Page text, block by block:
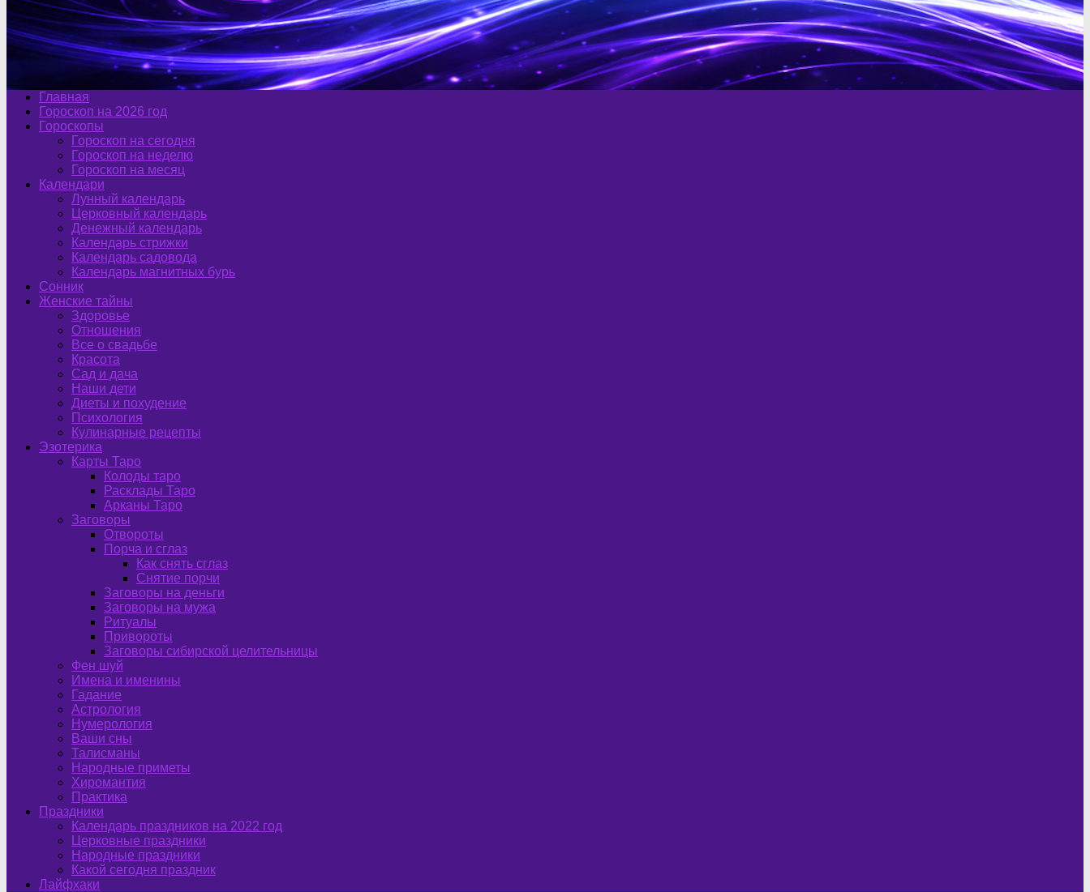
Главная
Гороскоп на 2026 год
Гороскопы
Гороскоп на сегодня
Гороскоп на неделю
Гороскоп на месяц
Календари
Лунный календарь
Церковный календарь
Денежный календарь
Календарь стрижки
Календарь садовода
Календарь магнитных бурь
Сонник
Женские тайны
Здоровье
Отношения
Все о свадьбе
Красота
Сад и дача
Наши дети
Диеты и похудение
Психология
Кулинарные рецепты
Эзотерика
Карты Таро
Колоды таро
Расклады Таро
Арканы Таро
Заговоры
Отвороты
Порча и сглаз
Как снять сглаз
Снятие порчи
Заговоры на деньги
Заговоры на мужа
Ритуалы
Привороты
Заговоры сибирской целительницы
Фен шуй
Имена и именины
Гадание
Астрология
Нумерология
Ваши сны
Талисманы
Народные приметы
Хиромантия
Практика
Праздники
Календарь праздников на 2022 год
Церковные праздники
Народные праздники
Какой сегодня праздник
Лайфхаки